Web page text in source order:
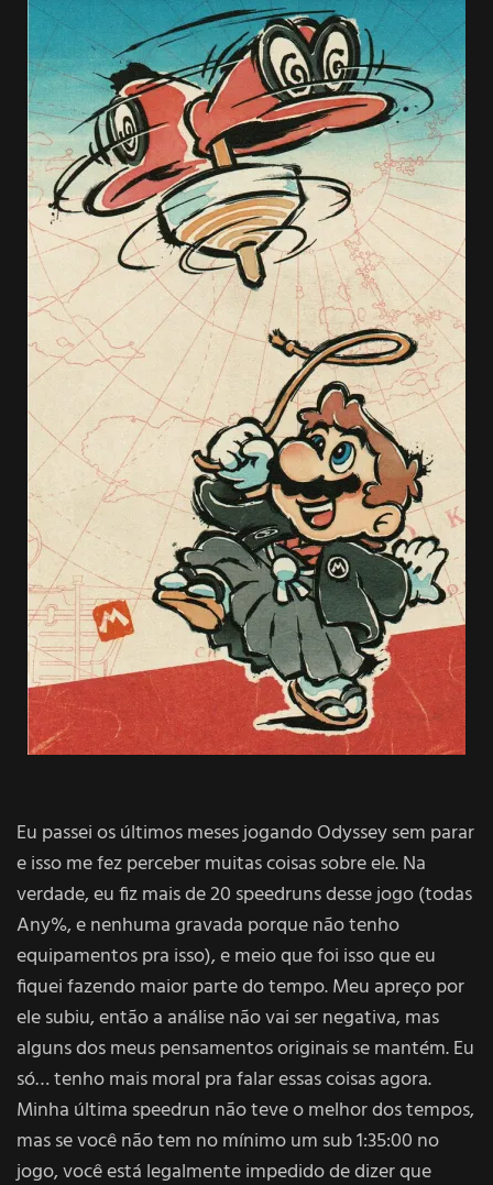
Eu passei os últimos meses jogando Odyssey sem parar
e isso me fez perceber muitas coisas sobre ele. Na
verdade, eu fiz mais de 20 speedruns desse jogo (todas
Any%, e nenhuma gravada porque não tenho
equipamentos pra isso), e meio que foi isso que eu
fiquei fazendo maior parte do tempo. Meu apreço por
ele subiu, então a análise não vai ser negativa, mas
alguns dos meus pensamentos originais se mantém. Eu
só… tenho mais moral pra falar essas coisas agora.
Minha última speedrun não teve o melhor dos tempos,
mas se você não tem no mínimo um sub 1:35:00 no
jogo, você está legalmente impedido de dizer que